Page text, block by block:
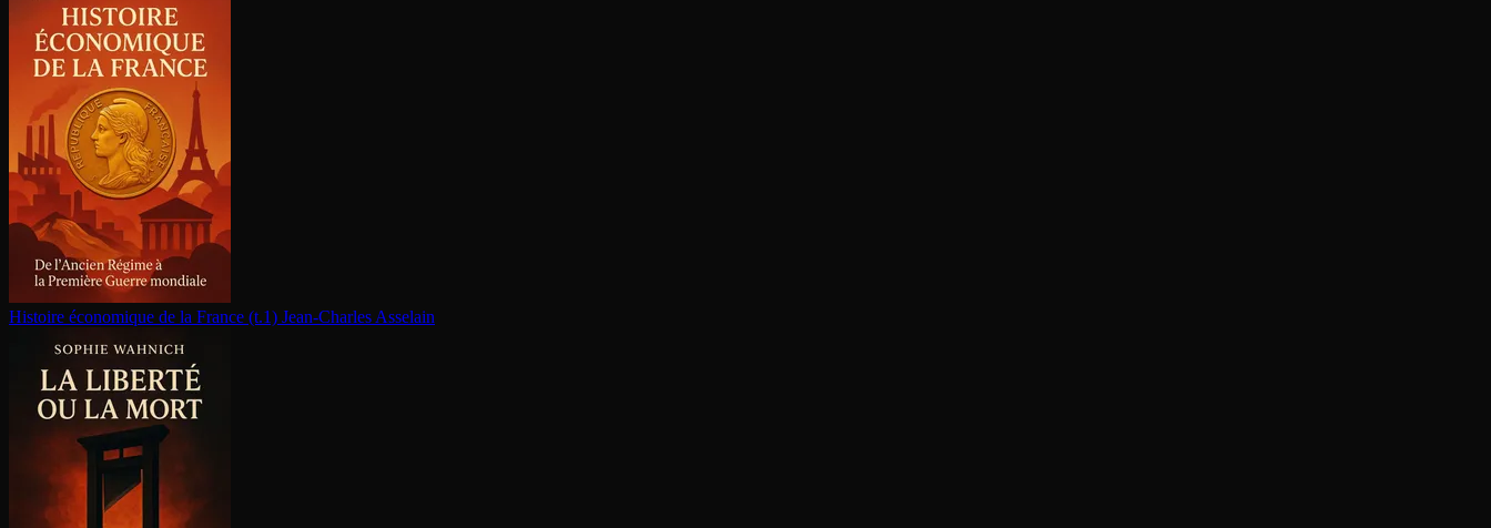
Histoire économique de la France (t.1) Jean-Charles Asselain